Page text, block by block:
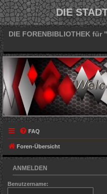
DIE
DIE FORENBIBLIOTHEK für
FAQ
Foren-Übersicht
ANMELDEN
Benutzername: